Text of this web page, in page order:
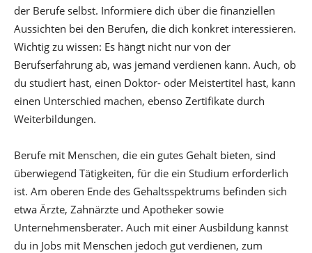
der Berufe selbst. Informiere dich über die finanziellen
Aussichten bei den Berufen, die dich konkret interessieren.
Wichtig zu wissen: Es hängt nicht nur von der
Berufserfahrung ab, was jemand verdienen kann. Auch, ob
du studiert hast, einen Doktor- oder Meistertitel hast, kann
einen Unterschied machen, ebenso Zertifikate durch
Weiterbildungen.
Berufe mit Menschen, die ein gutes Gehalt bieten, sind
überwiegend Tätigkeiten, für die ein Studium erforderlich
ist. Am oberen Ende des Gehaltsspektrums befinden sich
etwa Ärzte, Zahnärzte und Apotheker sowie
Unternehmensberater. Auch mit einer Ausbildung kannst
du in Jobs mit Menschen jedoch gut verdienen, zum